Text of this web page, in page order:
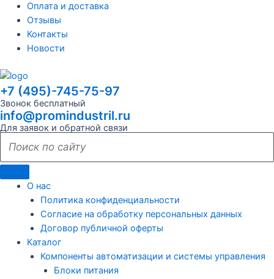
Оплата и доставка
Отзывы
Контакты
Новости
+7 (495)-745-75-97
Звонок бесплатный
info@promindustril.ru
Для заявок и обратной связи
О нас
Политика конфиденциальности
Согласие на обработку персональных данных
Договор публичной оферты
Каталог
Компоненты автоматизации и системы управления
Блоки питания